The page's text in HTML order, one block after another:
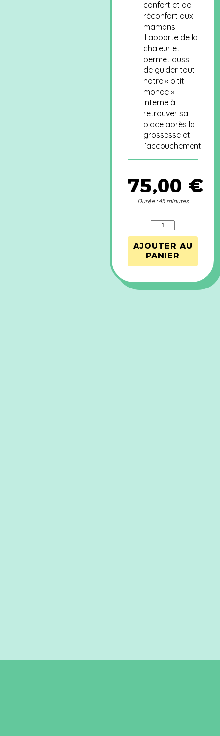
confort et de
réconfort aux
mamans.
Il apporte de la
chaleur et
permet aussi
de guider tout
notre « p’tit
monde »
interne à
retrouver sa
place après la
grossesse et
l’accouchement.
75,00 €
Durée : 45 minutes
Serrage
du
bassin
AJOUTER AU
PANIER